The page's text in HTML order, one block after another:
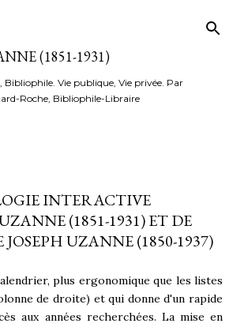
Accéder au contenu principal
(1851-1931)
Bibliophile. Vie publique, Vie privée. Par
Roche, Bibliophile-Libraire
INTERACTIVE
(1851-1931) ET DE
JOSEPH UZANNE (1850-1937)
plus ergonomique que les listes
de droite) et qui donne d'un rapide
aux années recherchées. La mise en